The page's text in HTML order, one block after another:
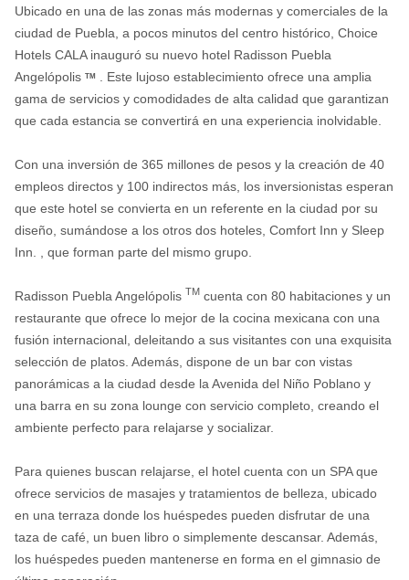
Ubicado en una de las zonas más modernas y comerciales de la
ciudad de Puebla, a pocos minutos del centro histórico, Choice
Hotels CALA inauguró su nuevo hotel Radisson Puebla
Angelópolis TM
. Este lujoso establecimiento ofrece una amplia
gama de servicios y comodidades de alta calidad que garantizan
que cada estancia se convertirá en una experiencia inolvidable.
Con una inversión de 365 millones de pesos y la creación de 40
empleos directos y 100 indirectos más, los inversionistas esperan
que este hotel se convierta en un referente en la ciudad por su
diseño, sumándose a los otros dos hoteles, Comfort Inn y Sleep
Inn. , que forman parte del mismo grupo.
Radisson Puebla Angelópolis TMcuenta con 80 habitaciones y un
restaurante que ofrece lo mejor de la cocina mexicana con una
fusión internacional, deleitando a sus visitantes con una exquisita
selección de platos. Además, dispone de un bar con vistas
panorámicas a la ciudad desde la Avenida del Niño Poblano y
una barra en su zona lounge con servicio completo, creando el
ambiente perfecto para relajarse y socializar.
Para quienes buscan relajarse, el hotel cuenta con un SPA que
ofrece servicios de masajes y tratamientos de belleza, ubicado
en una terraza donde los huéspedes pueden disfrutar de una
taza de café, un buen libro o simplemente descansar. Además,
los huéspedes pueden mantenerse en forma en el gimnasio de